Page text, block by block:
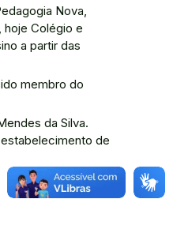
Nova,
hoje Colégio e
a partir das
membro do
da Silva.
de